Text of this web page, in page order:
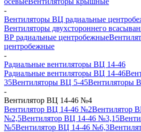
-
Вентиляторы ВЦ радиальные
Вентиляторы двухстороннего
ВР радиальные центробежные
центробежные
-
Радиальные вентиляторы ВЦ 14-46
Радиальные вентиляторы ВЦ 14-46
35Вентиляторы ВЦ 5-45Вентиляторы
-
Вентилятор ВЦ 14-46 №4
Вентилятор ВЦ 14-46 №2Вентилятор
№2,5Вентилятор ВЦ 14-46 №3,15
№5Вентилятор ВЦ 14-46 №6,3